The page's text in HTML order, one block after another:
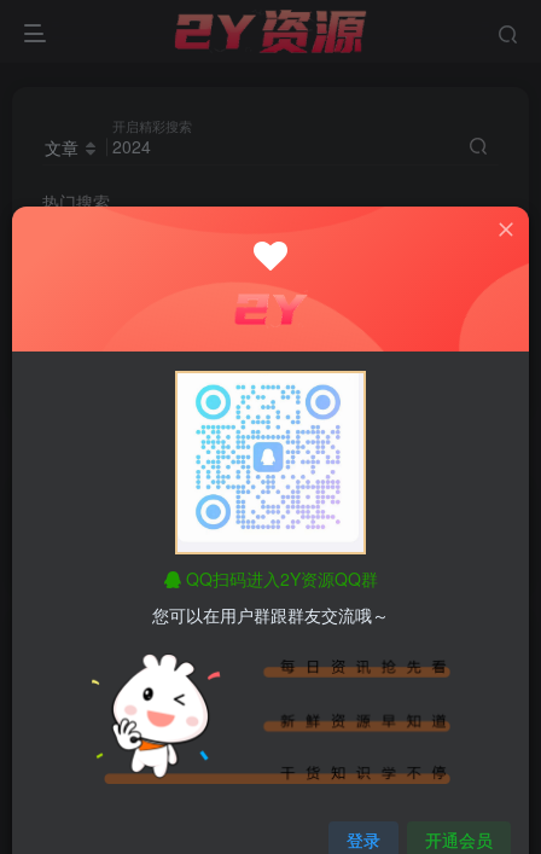
文章
开启精彩搜索
热门搜索
伪原创
知识付费
captcha 拉新 小吃
个文章
版块 帖子 商品
QQ扫码进入2Y资源QQ群
您可以在用户群跟群友交流哦～
登录 开通会员